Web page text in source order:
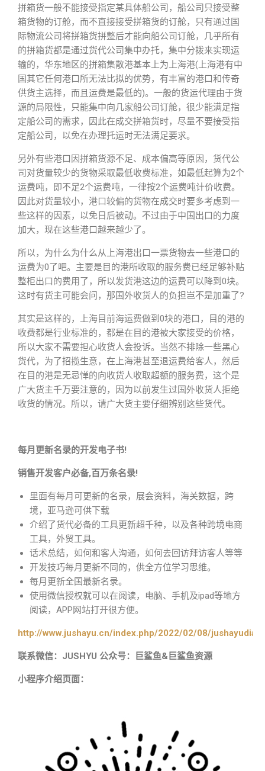
拼箱货一般不能接受指定某具体船公司，船公司只接受整
箱货物的订舱，而不直接接受拼箱货的订舱，只有通过国
际物流公司将拼箱货拼整后才能向船公司订舱，几乎所有
的拼箱货都是通过货代公司集中办托，集中分拨来实现运
输的，华东地区的拼箱集散港基本上为上海港(上海港有中
国其它任何港口所无法比拟的优势，有丰富的港口和传奇
供货主选择，而且运费是最低的)。一般的货运代理由于货
源的局限性，只能集中向几家船公司订舱，很少能满足指
定船公司的需求，因此在成交拼箱货时，尽量不要接受指
定船公司，以免在办理托运时无法满足要求。
另外有些港口因拼箱货源不足、成本偏高等原因，货代公
司对货量较少的货物采取最低收费标准，如最低起算为2个
运费吨，即不足2个运费吨，一律按2个运费吨计价收费。
因此对货量较小，港口较偏的货物在成交时要多考虑到一
些这样的因素，以免日后被动。不过由于中国出口的力度
加大，现在这些港口越来越少了。
所以，为什么为什么从上海港出口一票货物去一些港口的
运费为0了吧。主要是目的港所收取的服务费已经足够补贴
整柜出口的费用了，所以发货港这边的运费可以降到0块。
这时有货主可能会问，那国外收货人的负担岂不是加重了?
其实是这样的，上海目前海运费做到0块的港口，目的港的
收费都是行业标准的，都是在目的港被大家接受的价格，
所以大家不需要担心收货人会投诉。当然不排除一些黑心
货代，为了招揽生意，在上海港甚至退运费给客人，然后
在目的港是无忌惮的向收货人收取超额的服务费，这个是
广大货主千万要注意的，因为以前发生过国外收货人拒绝
收货的情况。所以，请广大货主要仔细辨别这些货代。
每月更新名录的开发电子书!
销售开发客户必备,百万条名录!
里面有每月可更新的名录，展会资料，海关数据，跨
境，亚马逊可供下载
介绍了货代必备的工具更新超千种，以及各种跨境电商
工具，外贸工具。
话术总结，如何和客人沟通，如何去回访拜访客人等等
开发技巧每月更新不同的，供全方位学习思维。
每月更新全国最新名录。
使用微信授权就可以在阅读，电脑、手机及ipad等地方
阅读，APP网站打开很方便。
http://www.jushayu.cn/index.php/2022/02/08/
联系微信：JUSHYU 公众号：巨鲨鱼&巨鲨鱼资源
小程序介绍页面：